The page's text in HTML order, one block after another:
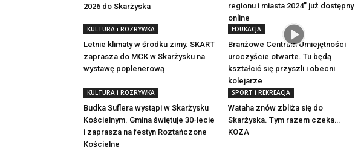
2026 do Skarżyska
regionu i miasta 2024” już dostępny
online
KULTURA i ROZRYWKA
Letnie klimaty w środku zimy. SKART
zaprasza do MCK w Skarżysku na
wystawę poplenerową
EDUKACJA
Branżowe Centrum Umiejętności
uroczyście otwarte. Tu będą
kształcić się przyszli i obecni
kolejarze
KULTURA i ROZRYWKA
Budka Suflera wystąpi w Skarżysku
Kościelnym. Gmina świętuje 30-lecie
i zaprasza na festyn Roztańczone
Kościelne
SPORT i REKREACJA
Wataha znów zbliża się do
Skarżyska. Tym razem czeka…
KOZA